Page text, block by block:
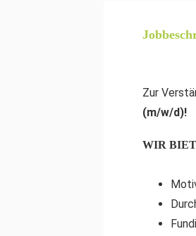
Zur
(m/w/d)!
WIR